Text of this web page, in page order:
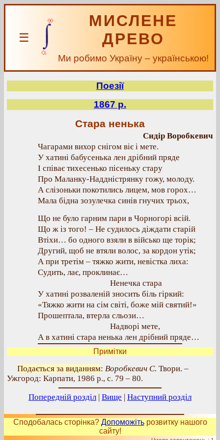
☰
МИСЛЕНЕ
ДРЕВО
Ми робимо Україну – українською!
Поезії
1867 р.
Стара ненька
Сидір Воробкевич
Чагарами вихор снігом віє і мете.
У хатині бабусенька лен дрібний пряде
І співає тихесенько пісеньку стару
Про Маланку-Наддністрянку гожу, молоду.
А слізоньки покотились лицем, мов горох…
Мала бідна зозулечка синів гнучих трьох,
Що не було гарним пари в Чорногорі всій.
Що ж із того! – Не судилось діждати старій
Втіхи… бо одного взяли в військо ще торік;
Другий, щоб не втяли волос, за кордон утік;
А при третім – тяжко жити, невістка лиха:
Судить, лає, проклинає…
Ненечка стара
У хатині розваленій зносить біль гіркий:
«Тяжко жити на сім світі, боже мій святий!»
Прошептала, втерла сльози…
Надворі мете,
А в хатині стара ненька лен дрібний пряде…
Примітки
Подається за виданням: Воробкевич С. Твори. –
Ужгород: Карпати, 1986 р., с. 79 – 80.
Попередній розділ | Вище | Наступний розділ
Сподобалась сторінка? Допоможітьрозвитку нашого
сайту!